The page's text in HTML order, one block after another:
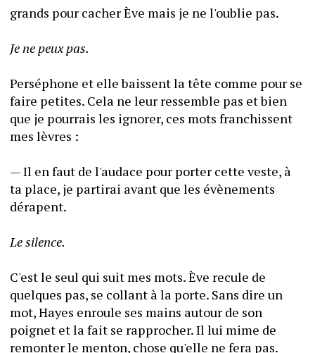
grands pour cacher Ève mais je ne l'oublie pas.
Je ne peux pas.
Perséphone et elle baissent la tête comme pour se
faire petites. Cela ne leur ressemble pas et bien
que je pourrais les ignorer, ces mots franchissent
mes lèvres :
— Il en faut de l'audace pour porter cette veste, à
ta place, je partirai avant que les évènements
dérapent.
Le silence.
C'est le seul qui suit mes mots. Ève recule de
quelques pas, se collant à la porte. Sans dire un
mot, Hayes enroule ses mains autour de son
poignet et la fait se rapprocher. Il lui mime de
remonter le menton, chose qu'elle ne fera pas.